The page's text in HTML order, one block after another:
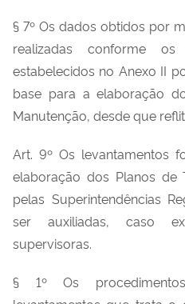
§ 7º Os dados obtidos por
realizadas conforme os
estabelecidos no Anexo II
base para a elaboração
Manutenção, desde que
Art. 9º Os levantamentos
elaboração dos Planos de
pelas Superintendências
ser auxiliadas, caso
supervisoras.
§ 1º Os